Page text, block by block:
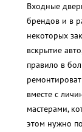
Входные
брендов и в
некоторых
вскрытие
правило в
вместе с
мастерами,
этом нужно